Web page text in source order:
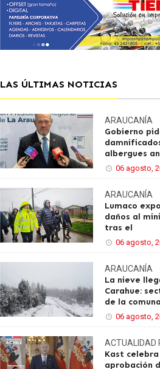
LAS ÚLTIMAS NOTICIAS
ARAUCANÍA
Gobierno
albergues
06 agosto,
ARAUCANÍA
Lumaco
daños al
tras el
06 agosto,
ARAUCANÍA
La nieve
Carahue:
de la comuna
06 agosto,
ACTUALIDAD
Kast
aprobación